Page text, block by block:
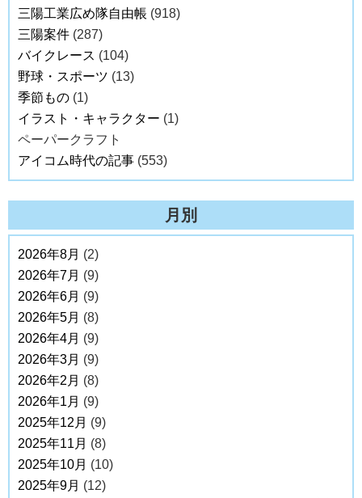
三陽工業広め隊自由帳 (918)
三陽案件 (287)
バイクレース (104)
野球・スポーツ (13)
季節もの (1)
イラスト・キャラクター (1)
ペーパークラフト
アイコム時代の記事 (553)
月別
2026年8月 (2)
2026年7月 (9)
2026年6月 (9)
2026年5月 (8)
2026年4月 (9)
2026年3月 (9)
2026年2月 (8)
2026年1月 (9)
2025年12月 (9)
2025年11月 (8)
2025年10月 (10)
2025年9月 (12)